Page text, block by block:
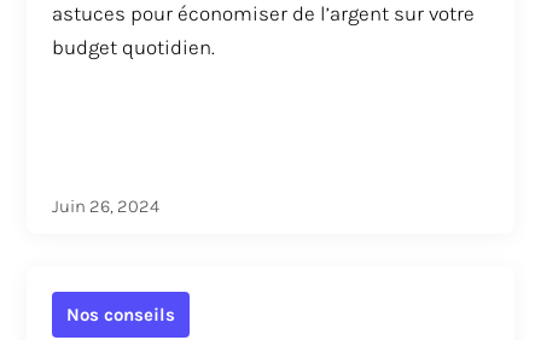
astuces pour économiser de l’argent sur votre
budget quotidien.
Juin 26, 2024
Nos conseils